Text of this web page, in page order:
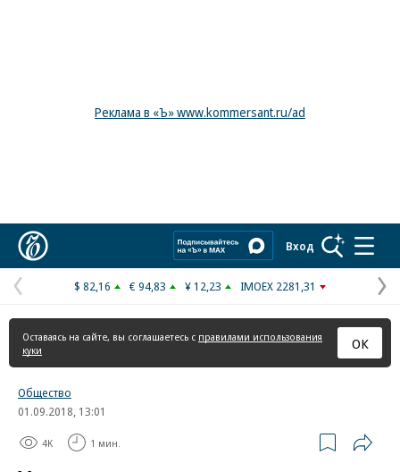
Реклама в «Ъ» www.kommersant.ru/ad
Вход
Предыдущая
страница
$ 82,16 € 94,83 ¥ 12,23 IMOEX 2281,31
Оставаясь на сайте, вы соглашаетесь с правилами использования
куки
ОК
Общество
01.09.2018, 13:01
4K 1 мин.